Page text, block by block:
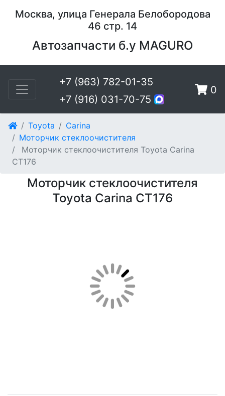
Москва, улица Генерала Белобородова
46 стр. 14
Автозапчасти б.у MAGURO
+7 (963) 782-01-35
+7 (916) 031-70-75
0
Toyota
Carina
Моторчик стеклоочистителя
Моторчик стеклоочистителя Toyota Carina
CT176
Моторчик стеклоочистителя
Toyota Carina CT176